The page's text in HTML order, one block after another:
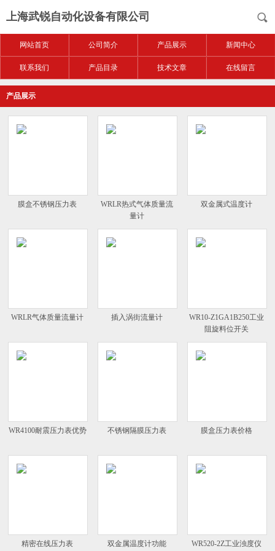
上海武锐自动化设备有限公司
网站首页 公司简介 产品展示 新闻中心
联系我们 产品目录 技术文章 在线留言
产品展示
膜盒不锈钢压力表
WRLR热式气体质量流
量计
双金属式温度计
WRLR气体质量流量计 插入涡街流量计
WR10-Z1GA1B250工业
阻旋料位开关
WR4100耐震压力表优势 不锈钢隔膜压力表 膜盒压力表价格
精密在线压力表 双金属温度计功能 WR520-2Z工业浊度仪